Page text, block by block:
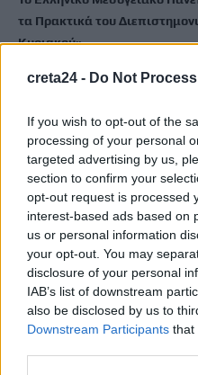
creta24 - Do Not
If you wish to opt-out of the
processing of your personal
targeted advertising by us,
section to confirm your
opt-out request is processed
interest-based ads based on
us or personal information
your opt-out. You may
disclosure of your personal
IAB’s list of downstream
also be disclosed by us to
Downstream Participants that
τα Πρακτικά του Διεπιστημονικού Συνεδρίου «Ρένα
Κυριακού»
οδηγεί την Κρήτη στο μέλλον
7 Αυγούστου, 2026
Ρέθυμνο: Φωτιά σε
Εκδήλωση για την 82η
Εμπάρου και τιμή στη